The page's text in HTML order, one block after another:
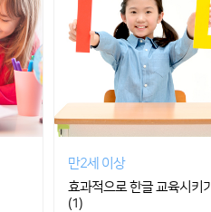
만2세 이상
효과적으로 한글 교육시키기
(1)